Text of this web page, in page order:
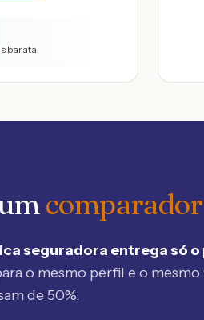
barata
comparador
seguradora entrega só
o mesmo perfil e o
de 50%.